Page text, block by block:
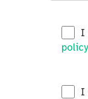
I
policy
I